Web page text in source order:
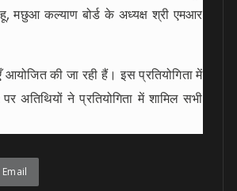
मछुआ कल्याण बोर्ड के अध्यक्ष श्री एमआर
की जा रही हैं। इस प्रतियोगिता में
ने प्रतियोगिता में शामिल सभी
Email